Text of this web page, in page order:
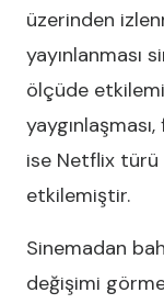
üzerinden
yayınlanması
ölçüde
ise Netflix türü
etkilemiştir.
Sinemadan
değişimi